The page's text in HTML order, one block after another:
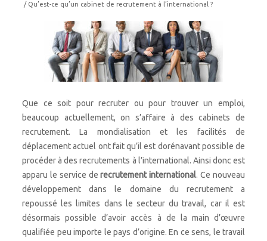
/ Qu’est-ce qu’un cabinet de recrutement à l’international ?
Que ce soit pour recruter ou pour trouver un emploi,
beaucoup actuellement, on s’affaire à des cabinets de
recrutement. La mondialisation et les facilités de
déplacement actuel ont fait qu’il est dorénavant possible de
procéder à des recrutements à l’international. Ainsi donc est
apparu le service derecrutement international. Ce nouveau
développement dans le domaine du recrutement a
repoussé les limites dans le secteur du travail, car il est
désormais possible d’avoir accès à de la main d’œuvre
qualifiée peu importe le pays d’origine. En ce sens, le travail